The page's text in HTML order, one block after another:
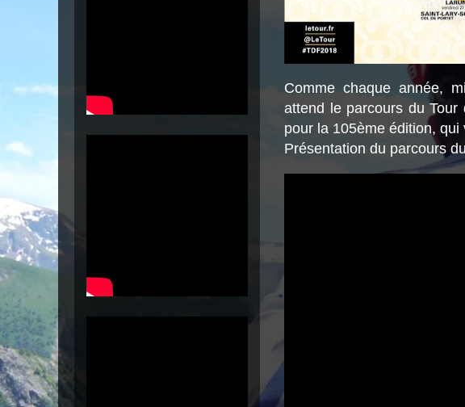
Comme chaque année,
attend le parcours du
pour la 105ème édition, qui
Présentation du parcours